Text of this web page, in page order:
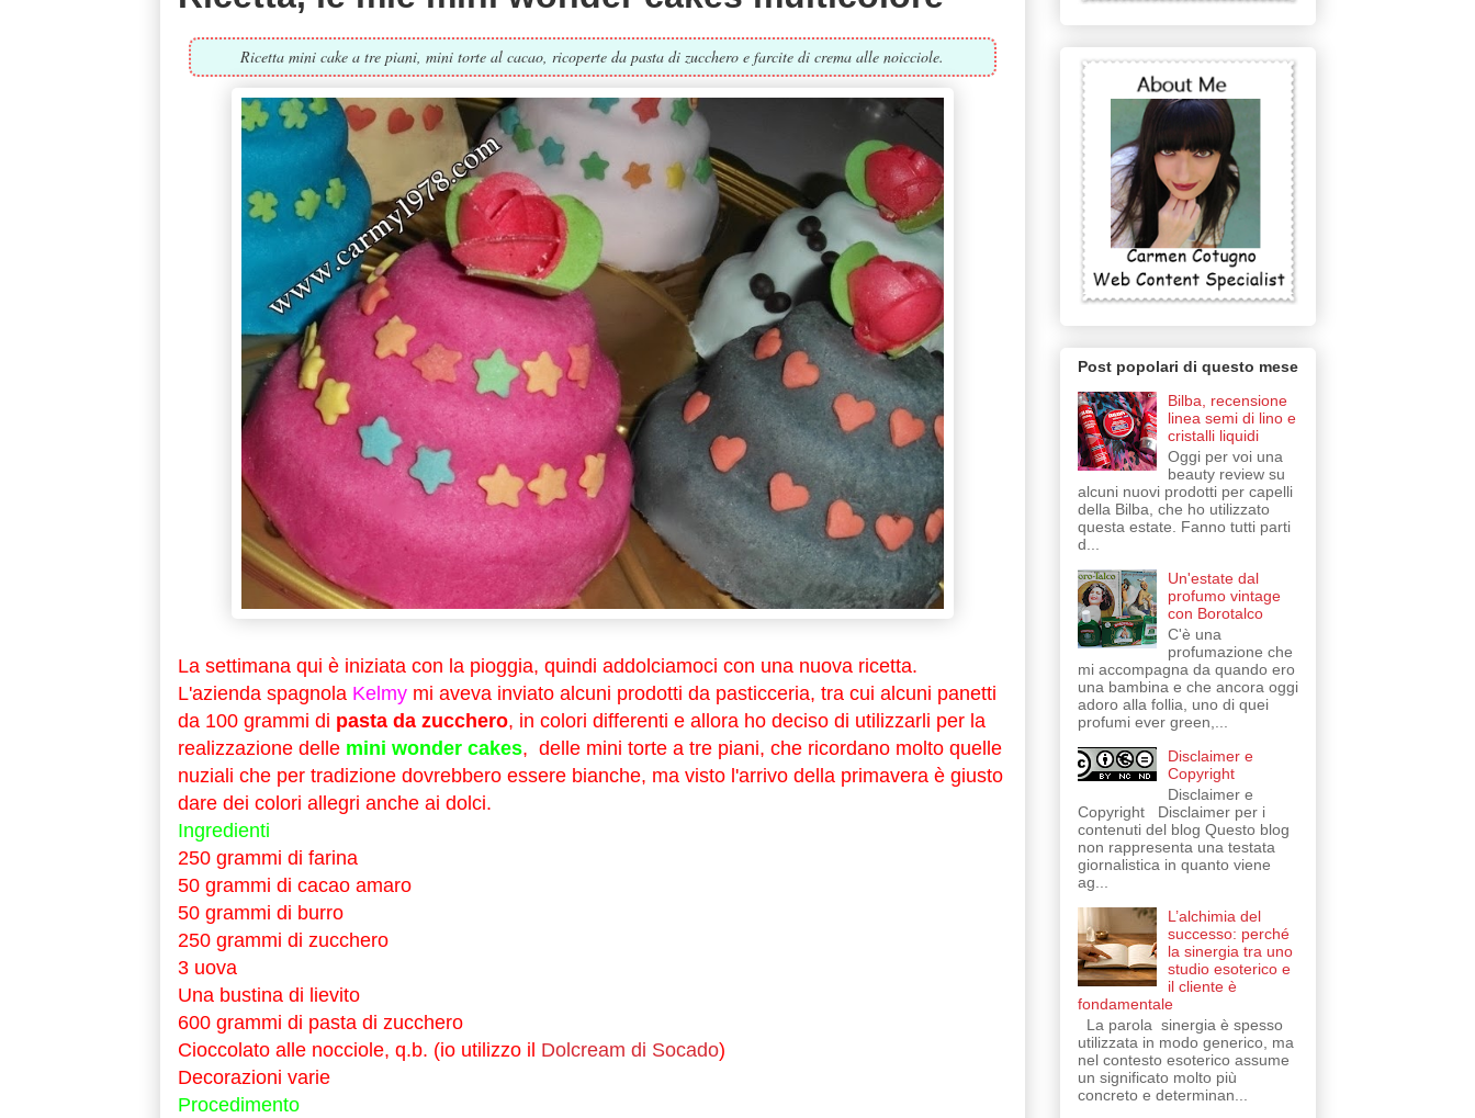
Ricetta mini cake a tre piani, mini torte al cacao, ricoperte da pasta di zucchero e farcite di crema alle noicciole.
La settimana qui è iniziata con la pioggia, quindi addolciamoci con una nuova ricetta.
L'azienda spagnola Kelmymi aveva inviato alcuni prodotti da pasticceria, tra cui alcuni panetti
da 100 grammi di pasta da zucchero, in colori differenti e allora ho deciso di utilizzarli per la
realizzazione dellemini wonder cakes, delle mini torte a tre piani, che ricordano molto quelle
nuziali che per tradizione dovrebbero essere bianche, ma visto l'arrivo della primavera è giusto
dare dei colori allegri anche ai dolci.
Ingredienti
250 grammi di farina
50 grammi di cacao amaro
50 grammi di burro
250 grammi di zucchero
3 uova
Una bustina di lievito
600 grammi di pasta di zucchero
Cioccolato alle nocciole, q.b. (io utilizzo il Dolcream di Socado)
Decorazioni varie
Procedimento
Post popolari di questo mese
Bilba, recensione
linea semi di lino e
cristalli liquidi
Oggi per voi una
beauty review su
alcuni nuovi prodotti per capelli
della Bilba, che ho utilizzato
questa estate. Fanno tutti parti
d...
Un'estate dal
profumo vintage
con Borotalco
C'è una
profumazione che
mi accompagna da quando ero
una bambina e che ancora oggi
adoro alla follia, uno di quei
profumi ever green,...
Disclaimer e
Copyright
Disclaimer e
Copyright Disclaimer per i
contenuti del blog Questo blog
non rappresenta una testata
giornalistica in quanto viene
ag...
L’alchimia del
successo: perché
la sinergia tra uno
studio esoterico e
il cliente è
fondamentale
La parola sinergia è spesso
utilizzata in modo generico, ma
nel contesto esoterico assume
un significato molto più
concreto e determinan...